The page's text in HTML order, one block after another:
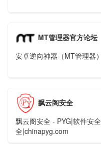
MT管理器官方论坛
安卓逆向神器（MT管理器
飘云阁安全
飘云阁安全 - PYG|软件安
全|chinapyg.com